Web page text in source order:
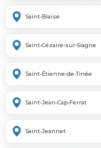
Saint-Blaise
Saint-Cézaire-sur-Siagne
Saint-Étienne-de-Tinée
Saint-Jean-Cap-Ferrat
Saint-Jeannet